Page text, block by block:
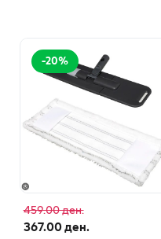
-20%
459.00 ден.
367.00 ден.